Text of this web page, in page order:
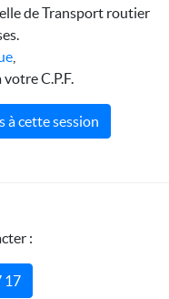
de Transport routier
votre C.P.F.
à cette session
:
17